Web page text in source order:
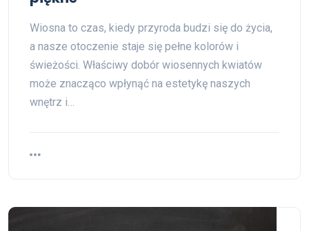
Wiosna to czas, kiedy przyroda budzi się do życia,
a nasze otoczenie staje się pełne kolorów i
świeżości. Właściwy dobór wiosennych kwiatów
może znacząco wpłynąć na estetykę naszych
wnętrz i…